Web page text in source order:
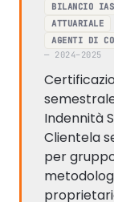
BILANCIO
ATTUARIALE
AGENTI DI
— 2024–2025
Indennità
Clientela
per